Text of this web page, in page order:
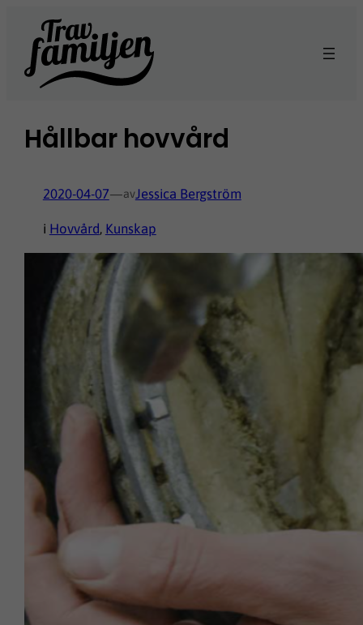
Hoppa
innehåll
Hållbar hovvård
2020-04-07—avJessica Bergström
i Hovvård, Kunskap